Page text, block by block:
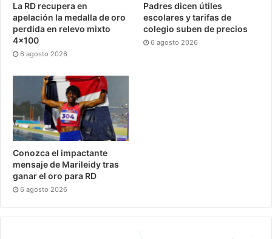
La RD recupera en
apelación la medalla de oro
perdida en relevo mixto
4×100
6 agosto 2026
Padres dicen útiles
escolares y tarifas de
colegio suben de precios
6 agosto 2026
Conozca el impactante
mensaje de Marileidy tras
ganar el oro para RD
6 agosto 2026